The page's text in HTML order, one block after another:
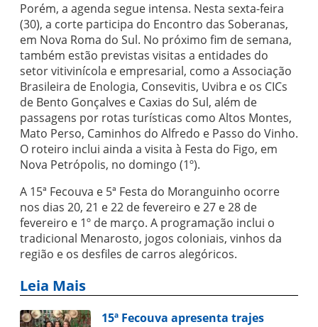
Porém, a agenda segue intensa. Nesta sexta-feira
(30), a corte participa do Encontro das Soberanas,
em Nova Roma do Sul. No próximo fim de semana,
também estão previstas visitas a entidades do
setor vitivinícola e empresarial, como a Associação
Brasileira de Enologia, Consevitis, Uvibra e os CICs
de Bento Gonçalves e Caxias do Sul, além de
passagens por rotas turísticas como Altos Montes,
Mato Perso, Caminhos do Alfredo e Passo do Vinho.
O roteiro inclui ainda a visita à Festa do Figo, em
Nova Petrópolis, no domingo (1º).
A 15ª Fecouva e 5ª Festa do Moranguinho ocorre
nos dias 20, 21 e 22 de fevereiro e 27 e 28 de
fevereiro e 1º de março. A programação inclui o
tradicional Menarosto, jogos coloniais, vinhos da
região e os desfiles de carros alegóricos.
Leia Mais
15ª Fecouva apresenta trajes